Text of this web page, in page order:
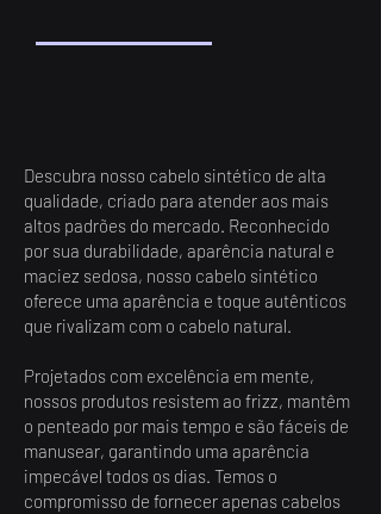
Descubra nosso cabelo sintético de alta
qualidade, criado para atender aos mais
altos padrões do mercado. Reconhecido
por sua durabilidade, aparência natural e
maciez sedosa, nosso cabelo sintético
oferece uma aparência e toque autênticos
que rivalizam com o cabelo natural.
Projetados com excelência em mente,
nossos produtos resistem ao frizz, mantêm
o penteado por mais tempo e são fáceis de
manusear, garantindo uma aparência
impecável todos os dias. Temos o
compromisso de fornecer apenas cabelos